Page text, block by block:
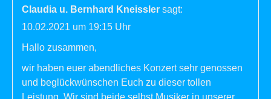
Claudia u. Bernhard Kneissler sagt:
10.02.2021 um 19:15 Uhr
Hallo zusammen,
wir haben euer abendliches Konzert sehr genossen
und beglückwünschen Euch zu dieser tollen
Leistung. Wir sind beide selbst Musiker in unserer